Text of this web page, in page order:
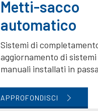
Metti-sacco
automatico
Sistemi di
aggiornamento di
manuali installati in
APPROFONDISCI